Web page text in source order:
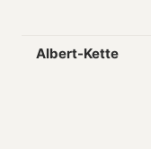
Albert-Kette